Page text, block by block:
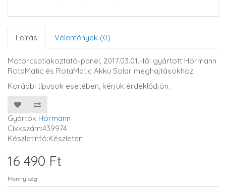
Leírás Vélemények (0)
Motorcsatlakoztató-panel, 2017.03.01.-től gyártott Hörmann
RotaMatic és RotaMatic Akku Solar meghajtásokhoz.
Korábbi típusok esetében, kérjük érdeklődjön.
Gyártók Hörmann
Cikkszám:439974
Készletinfó:Készleten
16 490 Ft
Mennyiség